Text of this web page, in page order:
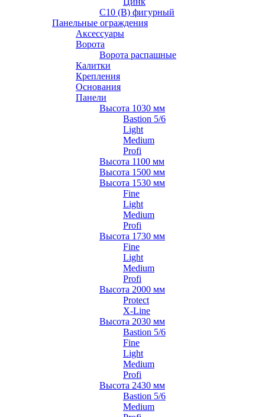
С10 (В) фигурный
Панельные ограждения
Аксессуары
Ворота
Ворота распашные
Калитки
Крепления
Основания
Панели
Высота 1030 мм
Bastion 5/6
Light
Medium
Profi
Высота 1100 мм
Высота 1500 мм
Высота 1530 мм
Fine
Light
Medium
Profi
Высота 1730 мм
Fine
Light
Medium
Profi
Высота 2000 мм
Protect
X-Line
Высота 2030 мм
Bastion 5/6
Fine
Light
Medium
Profi
Высота 2430 мм
Bastion 5/6
Medium